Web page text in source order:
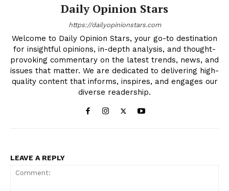
Daily Opinion Stars
https://dailyopinionstars.com
Welcome to Daily Opinion Stars, your go-to destination
for insightful opinions, in-depth analysis, and thought-
provoking commentary on the latest trends, news, and
issues that matter. We are dedicated to delivering high-
quality content that informs, inspires, and engages our
diverse readership.
LEAVE A REPLY